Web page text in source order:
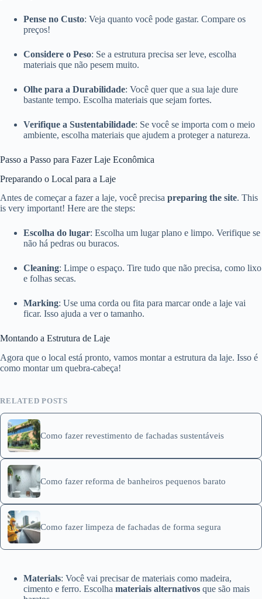
Pense no Custo: Veja quanto você pode gastar. Compare os
preços!
Considere o Peso: Se a estrutura precisa ser leve, escolha
materiais que não pesem muito.
Olhe para a Durabilidade: Você quer que a sua laje dure
bastante tempo. Escolha materiais que sejam fortes.
Verifique a Sustentabilidade: Se você se importa com o meio
ambiente, escolha materiais que ajudem a proteger a natureza.
Passo a Passo para Fazer Laje Econômica
Preparando o Local para a Laje
Antes de começar a fazer a laje, você precisa preparing the site. This
is very important! Here are the steps:
Escolha do lugar: Escolha um lugar plano e limpo. Verifique se
não há pedras ou buracos.
Cleaning: Limpe o espaço. Tire tudo que não precisa, como lixo
e folhas secas.
Marking: Use uma corda ou fita para marcar onde a laje vai
ficar. Isso ajuda a ver o tamanho.
Montando a Estrutura de Laje
Agora que o local está pronto, vamos montar a estrutura da laje. Isso é
como montar um quebra-cabeça!
RELATED POSTS
Como fazer revestimento de fachadas sustentáveis
Como fazer reforma de banheiros pequenos barato
Como fazer limpeza de fachadas de forma segura
Materials: Você vai precisar de materiais como madeira,
cimento e ferro. Escolha materiais alternativos que são mais